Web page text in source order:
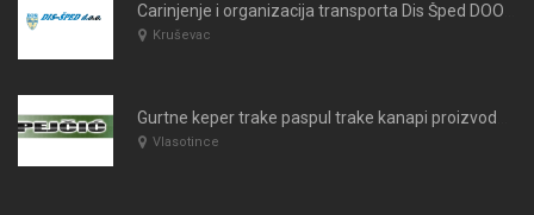
Kruševac
Vlasotince